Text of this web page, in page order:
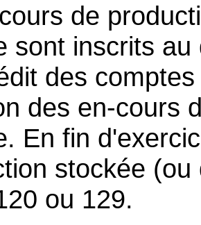
de
sont inscrits
des
des en-cours
En fin
stockée
ou 129.